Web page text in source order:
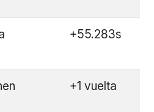
+55.283s
+1 vuelta